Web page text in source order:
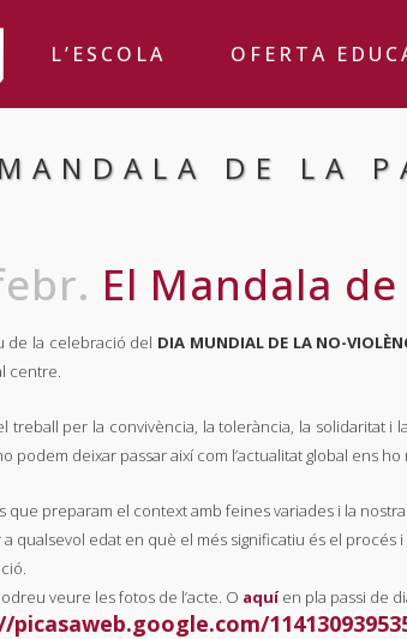
L’ESCOLA OFERTA
DE LA
El Mandala de
de la celebració del DIA MUNDIAL DE LA NO-
centre.
treball per la convivència, la tolerància, la solidaritat i
podem deixar passar així com l’actualitat global ens
que preparam el context amb feines variades i la
qualsevol edat en què el més significatiu és el
veure les fotos de l’acte. O aquíen pla passi de
picasaweb.google.com/